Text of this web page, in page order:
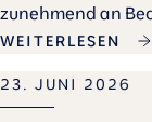
zunehmend an
WEITERLESEN
23. JUNI 2026